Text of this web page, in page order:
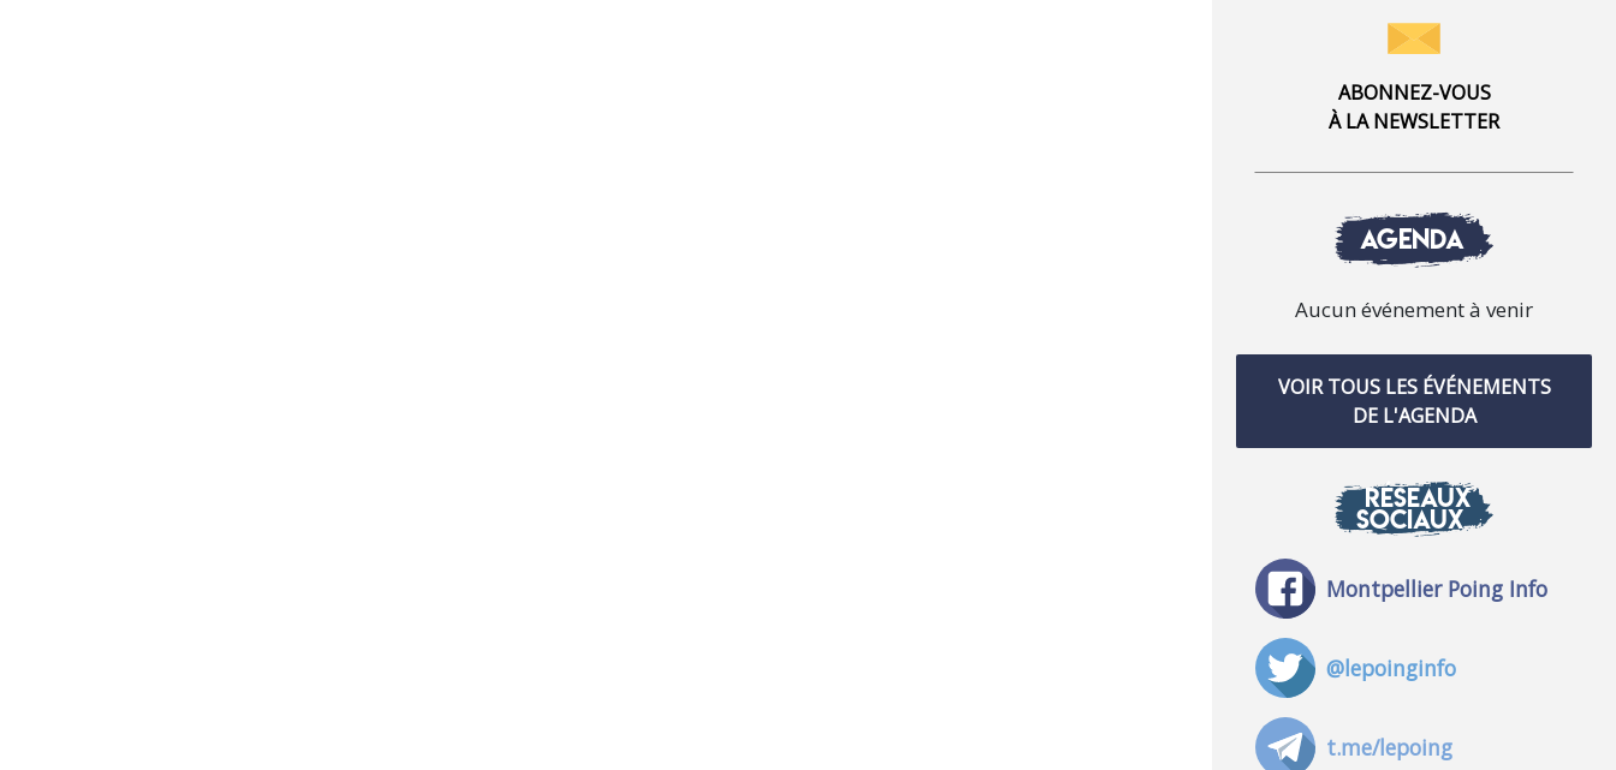
ABONNEZ-VOUS
À LA NEWSLETTER
AGENDA
Aucun événement à venir
VOIR TOUS LES ÉVÉNEMENTS
DE L'AGENDA
RÉSEAUX
SOCIAUX
Montpellier Poing Info
@lepoinginfo
t.me/lepoing